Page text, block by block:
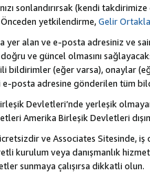
sonlandırırsak (kendi
Önceden yetkilendirme,Gelir
yer alan ve e-posta adresiniz ve
ve güncel olmasını
bildirimler (eğer varsa), onaylar
adresine gönderilen tüm
Devletleri’nde yerleşik
Amerika Birleşik Devletleri
ve Associates Sitesinde,
kurulum veya danışmanlık
sunmaya çalışırsa dikkatli olun.